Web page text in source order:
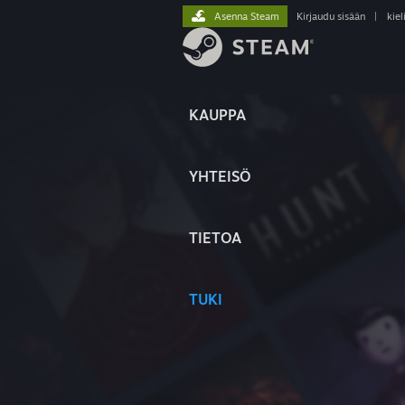
KAUPPA
YHTEISÖ
TIETOA
TUKI
Asenna Steam Kirjaudu sisään kieli